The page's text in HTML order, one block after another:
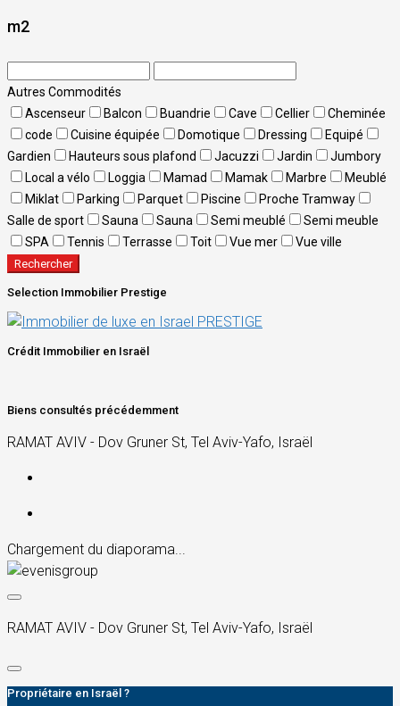
m2
Autres Commodités
Ascenseur
Balcon Buandrie Cave Cellier
Cheminée
code
Cuisine équipée Domotique Dressing
Equipé
Gardien
Hauteurs sous plafond Jacuzzi Jardin
Jumbory
Local a vélo
Loggia Mamad Mamak Marbre
Meublé
Miklat
Parking Parquet Piscine
Proche Tramway
Salle de sport
Sauna Sauna Semi meublé
Semi meuble
SPA
Tennis Terrasse Toit Vue mer Vue ville
Rechercher
Selection Immobilier Prestige
Crédit Immobilier en Israël
Biens consultés précédemment
RAMAT AVIV - Dov Gruner St, Tel Aviv-Yafo, Israël
Chargement du diaporama...
RAMAT AVIV - Dov Gruner St, Tel Aviv-Yafo, Israël
Propriétaire en Israël ?